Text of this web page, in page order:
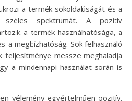
a termék sokoldalúságát és a
széles spektrumát. A pozitív
a termék használhatósága, a
a megbízhatóság. Sok felhasználó
teljesítménye messze meghaladja
a mindennapi használat során is
vélemény egyértelműen pozitív.